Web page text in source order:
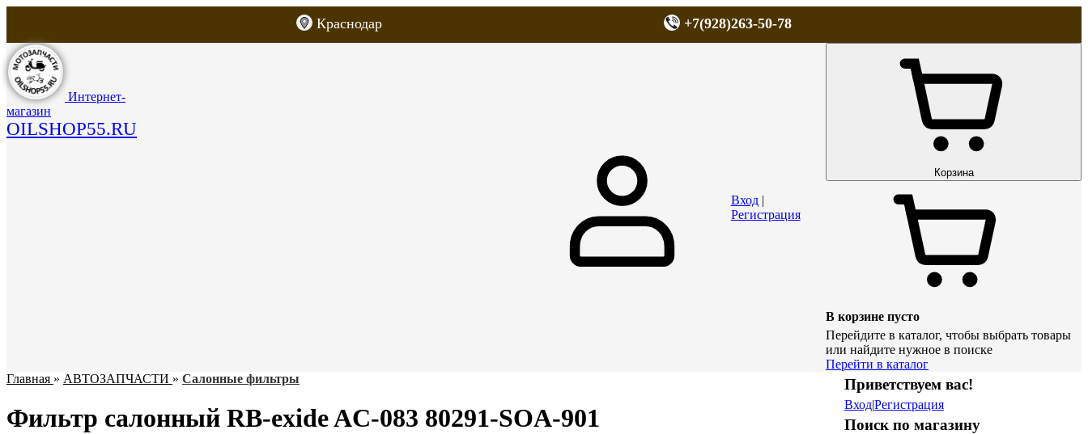
Краснодар +7(928)263-50-78
Интернет-
магазин
OILSHOP55.RU
ДОСТАВКА
Вход|
Регистрация
Корзина
В корзине пусто
Перейдите в каталог, чтобы выбрать товары
или найдите нужное в поиске
Перейти в каталог
Главная » АВТОЗАПЧАСТИ » Салонные фильтры
Фильтр салонный RB-exide AC-083 80291-SOA-901
Приветствуем вас!
Вход|Регистрация
Поиск по магазину